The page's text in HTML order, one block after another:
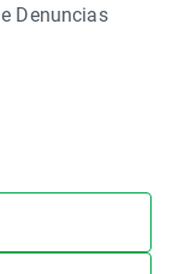
Denuncias